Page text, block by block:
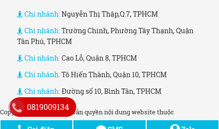
Chi nhánh:Nguyễn Thị Thập,Q.7, TPHCM
Chi nhánh:Trường Chinh, Phường Tây Thạnh, Quận
Tân Phú, TPHCM
Chi nhánh:Cao Lỗ, Quận 8, TPHCM
Chi nhánh:Tô Hiến Thành, Quận 10, TPHCM
Chi nhánh:Đường số 10, Bình Tân, TPHCM
Copyright © 2006 - 2021. Bản quyền nội dung website thuộc
dienmaythienhoa.co
0819009134